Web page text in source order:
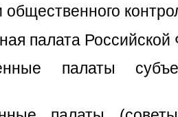
палата Российской
палаты